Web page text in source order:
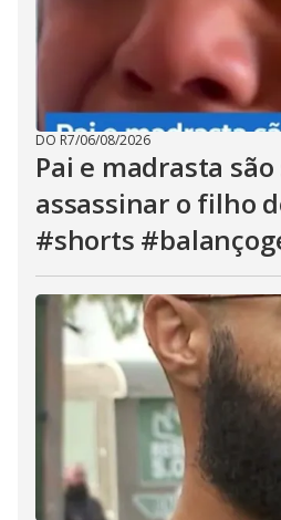
DO R7/06/08/2026
Pai e madrasta
assassinar o filho
#shorts